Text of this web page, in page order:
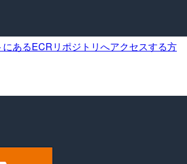
にあるECRリポジトリへアクセスする方